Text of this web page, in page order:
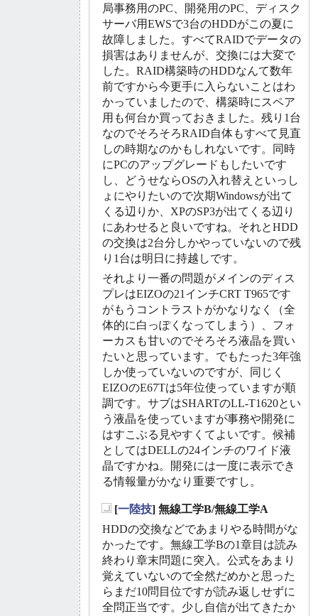
局事務用のPC、開発用のPC、ディスク
サーバ用EWSで3台のHDDがこの夏に
故障しました。すべてRAIDでデータの
損害はありませんが、交換には大変で
した。RAID構築時のHDDなんて数年
前ですから今更手に入らないことはわ
かっていましたので、構築時にスペア
用も何台か買っておきました。残り1台
なのでそろそろRAID自体もすべて見直
しの時期なのかもしれないです。同時
にPCのアップグレードもしたいです
し、どうせならOSの入れ替えといっし
ょにやりたいので次期Windowsが出て
くる辺りか、XPのSP3が出てくる辺り
にあわせると良いですね。それとHDD
の交換は2台分しかやっていないので残
り1台は明日に持越しです。
それより一番の問題がメインのディス
プレはEIZOの21インチCRT T965です
がもうコントラストがかなりなく（全
体的に白っぽくなってしまう）、フォ
ーカスも甘いのでそろそろ液晶を買い
たいと思っています。でもたった3年強
しか使っていないのですが、同じく
EIZOのE67Tは5年位使っていますが順
調です。サブはSHARTのLL-T1620とい
う液晶を使っていますが事務や開発に
はすこぶる見やすくてよいです。候補
としてはDELLの24インチのワイド液
晶ですかね。開発には一度に表示でき
る情報量がかなり重要ですし。
[一陸技] 無線工学B/無線工学A
HDDの交換などであまりやる時間がな
かったです。無線工学Bの1章目は読み
終わり章末問題に突入。公式をあまり
覚えていないので全然だめかと思った
らまだ10問目位ですが読み返しせずに
全問正当です。少し自信が出てきたか